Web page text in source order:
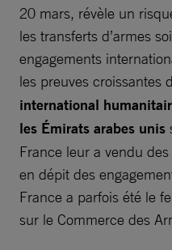
20 mars, révèle un
les transferts d’armes
engagements
les preuves croissantes
international
les Émirats arabes unis
France leur a vendu
en dépit des
France a parfois été le
sur le Commerce des